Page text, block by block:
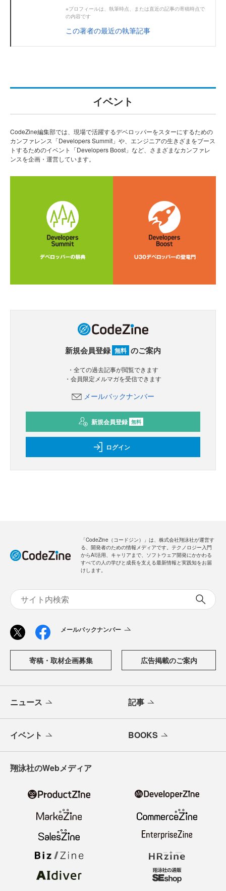
※プロフィールは、執筆時点、または直近の記事の寄稿時点で
の内容です
この著者の最近の執筆記事
イベント
CodeZine編集部では、現場で活躍するデベロッパーをスターにするための
カンファレンス「Developers Summit」や、エンジニアの生きざまをブース
トするためのイベント「Developers Boost」など、さまざまなカンファレ
ンスを企画・運営しています。
新規会員登録 無料 のご案内
・全ての過去記事が閲覧できます
・会員限定メルマガを受信できます
メールバックナンバー
新規会員登録 無料
ログイン
「CodeZine（コードジン）」は、株式会社翔泳社が運営す
る、開発者のための情報メディアです。テクノロジー入門
からAI活用、キャリアまで、ソフトウェア開発にかかわる
すべての人の学びと成長を支える最新情報と実践知をお届
けします。
メールバックナンバー
寄稿・取材企画募集 広告掲載のご案内
ニュース 記事
イベント BOOKS
翔泳社のWebメディア